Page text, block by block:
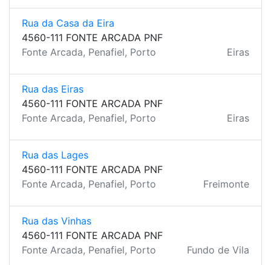
Rua da Casa da Eira
4560-111 FONTE ARCADA PNF
Fonte Arcada, Penafiel, Porto
Eiras
Rua das Eiras
4560-111 FONTE ARCADA PNF
Fonte Arcada, Penafiel, Porto
Eiras
Rua das Lages
4560-111 FONTE ARCADA PNF
Fonte Arcada, Penafiel, Porto
Freimonte
Rua das Vinhas
4560-111 FONTE ARCADA PNF
Fonte Arcada, Penafiel, Porto
Fundo de Vila